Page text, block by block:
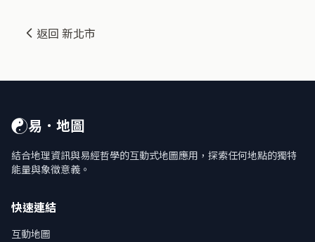
返回 新北市
☯易．地圖
結合地理資訊與易經哲學的互動式地圖應用，探索任何地點的獨特
能量與象徵意義。
快速連結
互動地圖